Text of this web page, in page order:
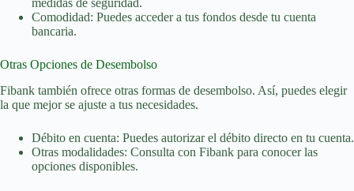
medidas de seguridad.
Comodidad: Puedes acceder a tus fondos desde tu cuenta
bancaria.
Otras Opciones de Desembolso
Fibank también ofrece otras formas de desembolso. Así, puedes elegir
la que mejor se ajuste a tus necesidades.
Débito en cuenta: Puedes autorizar el débito directo en tu cuenta.
Otras modalidades: Consulta con Fibank para conocer las
opciones disponibles.